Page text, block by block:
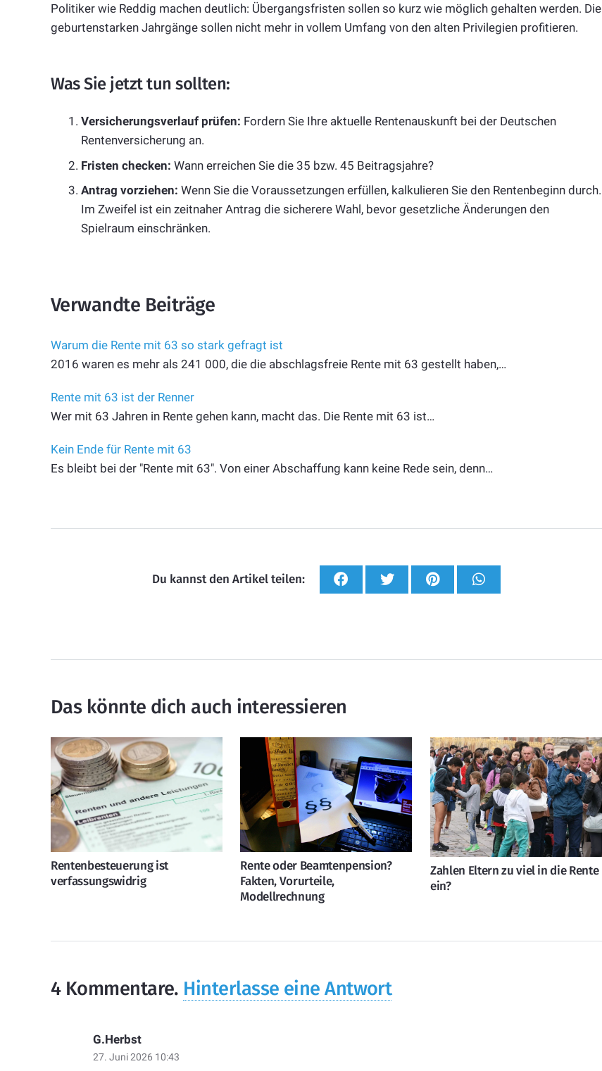
Politiker wie Reddig machen deutlich: Übergangsfristen sollen so kurz wie möglich gehalten werden. Die
geburtenstarken Jahrgänge sollen nicht mehr in vollem Umfang von den alten Privilegien profitieren.
Was Sie jetzt tun sollten:
Versicherungsverlauf prüfen: Fordern Sie Ihre aktuelle Rentenauskunft bei der Deutschen
Rentenversicherung an.
Fristen checken: Wann erreichen Sie die 35 bzw. 45 Beitragsjahre?
Antrag vorziehen: Wenn Sie die Voraussetzungen erfüllen, kalkulieren Sie den Rentenbeginn durch.
Im Zweifel ist ein zeitnaher Antrag die sicherere Wahl, bevor gesetzliche Änderungen den
Spielraum einschränken.
Verwandte Beiträge
Warum die Rente mit 63 so stark gefragt ist
2016 waren es mehr als 241 000, die die abschlagsfreie Rente mit 63 gestellt haben,…
Rente mit 63 ist der Renner
Wer mit 63 Jahren in Rente gehen kann, macht das. Die Rente mit 63 ist…
Kein Ende für Rente mit 63
Es bleibt bei der "Rente mit 63". Von einer Abschaffung kann keine Rede sein, denn…
Du kannst den Artikel teilen:
Das könnte dich auch interessieren
Rentenbesteuerung ist
verfassungswidrig
Rente oder Beamtenpension?
Fakten, Vorurteile,
Modellrechnung
Zahlen Eltern zu viel in die Rente
ein?
4 Kommentare. Hinterlasse eine Antwort
G.Herbst
27. Juni 2026 10:43